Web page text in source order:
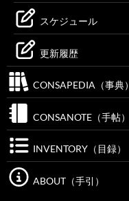
スケジュール
更新履歴
CONSAPEDIA（事典）
CONSANOTE（手帖）
INVENTORY（目録）
ABOUT（手引）